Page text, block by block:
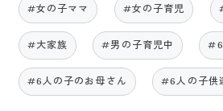
#女の子ママ #女の子育児
#大家族 #男の子育児中 #6
#6人の子のお母さん #6人の子供